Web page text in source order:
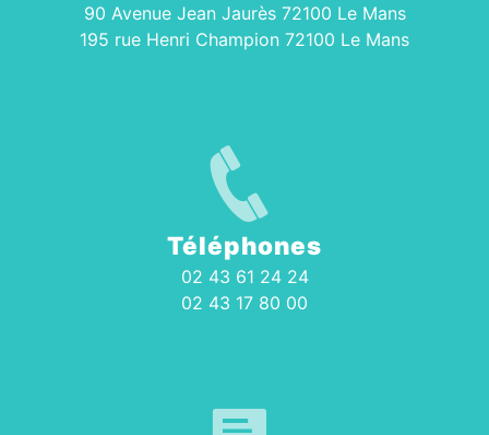
90 Avenue Jean Jaurès 72100 Le Mans
195 rue Henri Champion 72100 Le Mans
Téléphones
02 43 61 24 24
02 43 17 80 00